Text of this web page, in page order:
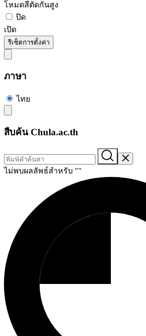
โหมดสีตัดกันสูง
ปิด
เปิด
รีเซ็ตการตั้งค่า
ภาษา
ไทย
สืบค้น Chula.ac.th
ไม่พบผลลัพธ์สำหรับ ""